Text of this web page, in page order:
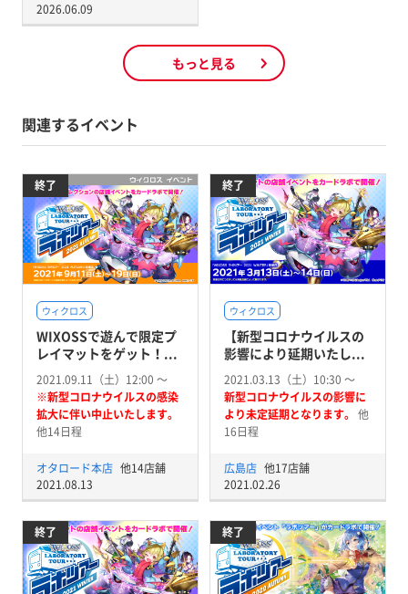
2026.06.09
もっと見る
関連するイベント
終了
ウィクロス
WIXOSSで遊んで限定プ
レイマットをゲット！...
2021.09.11（土）12:00 〜
※新型コロナウイルスの感染
拡大に伴い中止いたします。
他14日程
オタロード本店 他14店舗
2021.08.13
終了
ウィクロス
【新型コロナウイルスの
影響により延期いたし...
2021.03.13（土）10:30 〜
新型コロナウイルスの影響に
より未定延期となります。 他
16日程
広島店 他17店舗
2021.02.26
終了 終了